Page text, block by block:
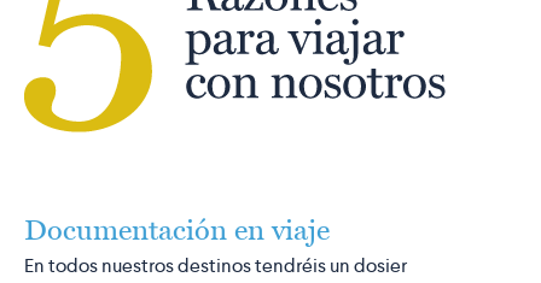
Documentación en viaje
En todos nuestros destinos tendréis un dosier